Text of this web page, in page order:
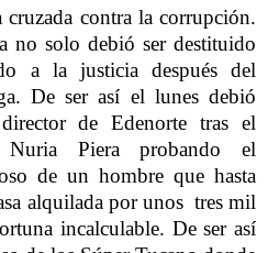
contra la corrupción.
no solo debió ser destituido
a la justicia después del
De ser así el lunes debió
de Edenorte tras el
Piera probando el
de un hombre que hasta
alquilada por unos tres mil
incalculable. De ser así